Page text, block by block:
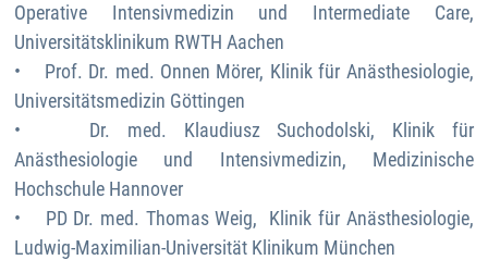
Operative Intensivmedizin und Intermediate Care,
Universitätsklinikum RWTH Aachen
• Prof. Dr. med. Onnen Mörer, Klinik für Anästhesiologie,
Universitätsmedizin Göttingen
• Dr. med. Klaudiusz Suchodolski, Klinik für
Anästhesiologie und Intensivmedizin, Medizinische
Hochschule Hannover
• PD Dr. med. Thomas Weig, Klinik für Anästhesiologie,
Ludwig-Maximilian-Universität Klinikum München